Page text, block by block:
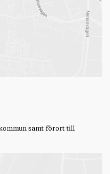
samt förort till